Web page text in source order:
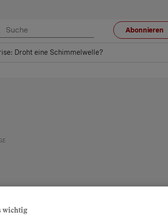
Abonnieren
Droht eine Schimmelwelle?
wichtig